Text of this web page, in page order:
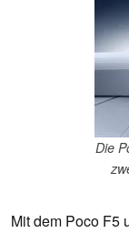
Die
Mit dem Poco F5